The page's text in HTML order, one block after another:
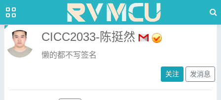
CICC2033-陈挺然
懒的都不写签名
关注 发消息